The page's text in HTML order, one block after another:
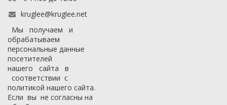
kruglee@kruglee.net
Мы получаем и
обрабатываем
персональные данные
посетителей
нашего сайта в
соответствии с
политикой нашего сайта.
Если вы не согласны на